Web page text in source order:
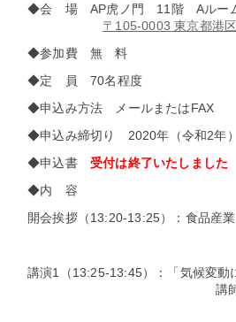
◆会 場 AP虎ノ門 11階 Aルー
〒105-0003 東京都港
◆参加費 無 料
◆定 員 70名程度
◆申込み方法 メールまたはFAX
◆申込み締切り 2020年（令和2年）
◆申込書 受付は終了いたしました
◆内 容
開会挨拶（13:20-13:25）：食品
講演1（13:25-13:45）：「気候変動
講師：経済産業省 産